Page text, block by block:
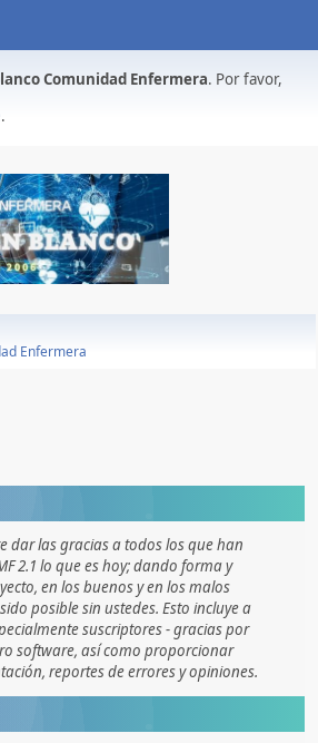
Comunidad Enfermera. Por favor,
.
Enfermera
dar las gracias a todos los que han
2.1 lo que es hoy; dando forma y
en los buenos y en los malos
posible sin ustedes. Esto incluye a
suscriptores - gracias por
software, así como proporcionar
reportes de errores y opiniones.